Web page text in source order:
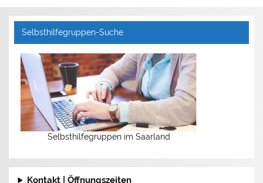
Selbsthilfegruppen-Suche
Selbsthilfegruppen im Saarland
Kontakt | Öffnungszeiten